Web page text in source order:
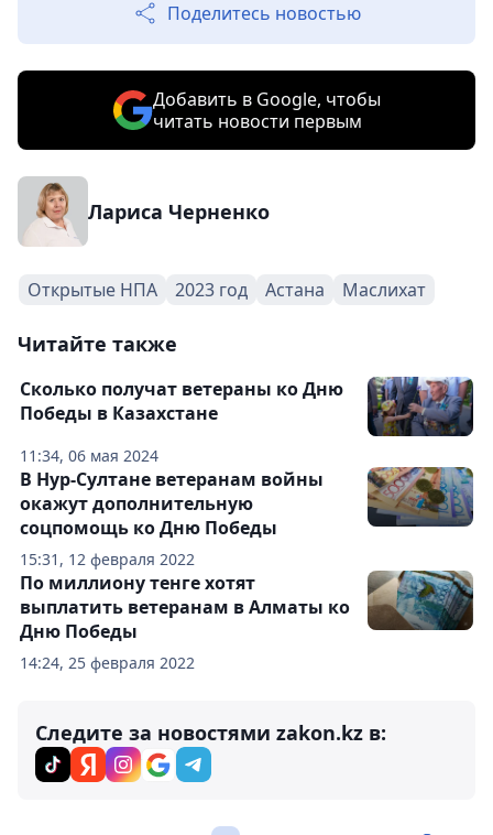
Поделитесь новостью
Добавить в Google, чтобы
читать новости первым
Лариса Черненко
Открытые НПА 2023 год Астана Маслихат
Читайте также
11:34, 06 мая 2024
Сколько получат ветераны ко Дню
Победы в Казахстане
15:31, 12 февраля 2022
В Нур-Султане ветеранам войны
окажут дополнительную
соцпомощь ко Дню Победы
14:24, 25 февраля 2022
По миллиону тенге хотят
выплатить ветеранам в Алматы ко
Дню Победы
Следите за новостями zakon.kz в: